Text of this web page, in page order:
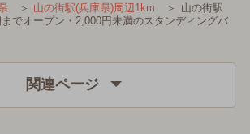
山の街駅(兵庫県)周辺1km
山の街駅
でオープン・2,000円未満のスタンディングバ
関連ページ